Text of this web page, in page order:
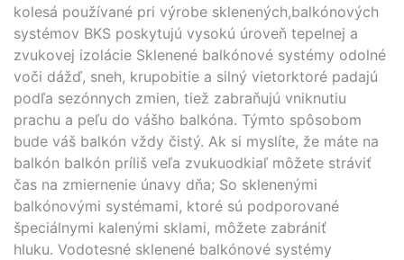
kolesá používané pri výrobe sklenených,balkónových
systémov BKS poskytujú vysokú úroveň tepelnej a
zvukovej izolácie Sklenené balkónové systémy odolné
voči dážď, sneh, krupobitie a silný vietorktoré padajú
podľa sezónnych zmien, tiež zabraňujú vniknutiu
prachu a peľu do vášho balkóna. Týmto spôsobom
bude váš balkón vždy čistý. Ak si myslíte, že máte na
balkón balkón príliš veľa zvukuodkiaľ môžete stráviť
čas na zmiernenie únavy dňa; So sklenenými
balkónovými systémami, ktoré sú podporované
špeciálnymi kalenými sklami, môžete zabrániť
hluku. Vodotesné sklenené balkónové systémy